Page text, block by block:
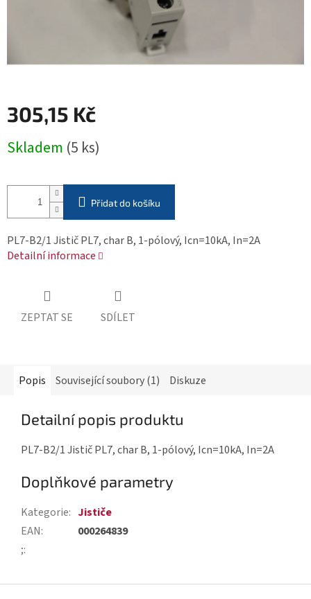
305,15 Kč
cena:
Skladem (5 ks)
Přidat do košíku
PL7-B2/1 Jistič PL7, char B, 1-pólový, Icn=10kA, In=2A
Detailní informace
ZEPTAT SE SDÍLET
Popis Související soubory (1) Diskuze
Detailní popis produktu
PL7-B2/1 Jistič PL7, char B, 1-pólový, Icn=10kA, In=2A
Doplňkové parametry
Kategorie: Jističe
EAN:
000264839
;: